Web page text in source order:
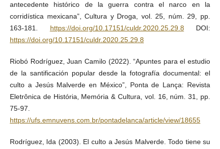
antecedente histórico de la guerra contra el narco en la
corridística mexicana”, Cultura y Droga, vol. 25, núm. 29, pp.
163-181. https://doi.org/10.17151/culdr.2020.25.29.8 DOI:
https://doi.org/10.17151/culdr.2020.25.29.8
Riobó Rodríguez, Juan Camilo (2022). “Apuntes para el estudio
de la santificación popular desde la fotografía documental: el
culto a Jesús Malverde en México”, Ponta de Lança: Revista
Eletrônica de História, Memória & Cultura, vol. 16, núm. 31, pp.
75-97.
https://ufs.emnuvens.com.br/pontadelanca/article/view/18655
Rodríguez, Ida (2003). El culto a Jesús Malverde. Todo tiene su